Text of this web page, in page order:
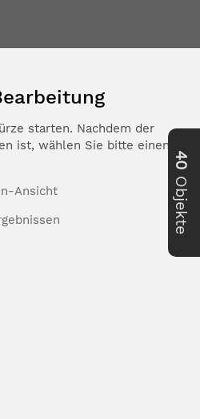
starten. Nachdem der
ist, wählen Sie bitte einen der
Ansicht
40
Objekte